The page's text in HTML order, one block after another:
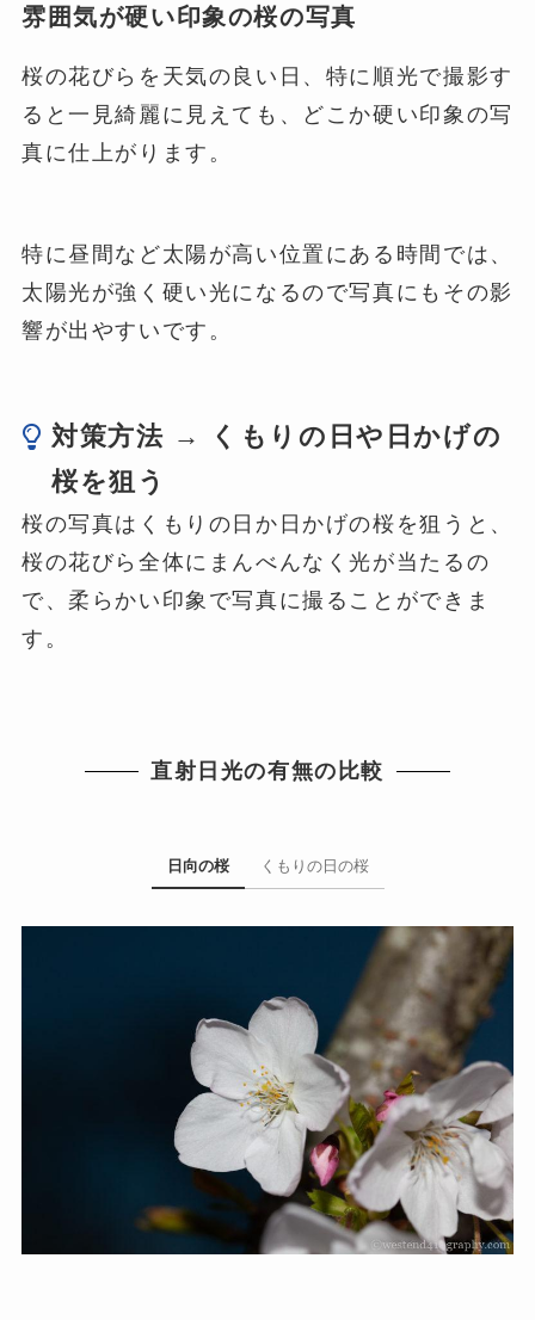
雰囲気が硬い印象の桜の写真
桜の花びらを天気の良い日、特に順光で撮影す
ると一見綺麗に見えても、どこか硬い印象の写
真に仕上がります。
特に昼間など太陽が高い位置にある時間では、
太陽光が強く硬い光になるので写真にもその影
響が出やすいです。
対策方法 → くもりの日や日かげの
桜を狙う
桜の写真はくもりの日か日かげの桜を狙うと、
桜の花びら全体にまんべんなく光が当たるの
で、柔らかい印象で写真に撮ることができま
す。
直射日光の有無の比較
日向の桜 くもりの日の桜